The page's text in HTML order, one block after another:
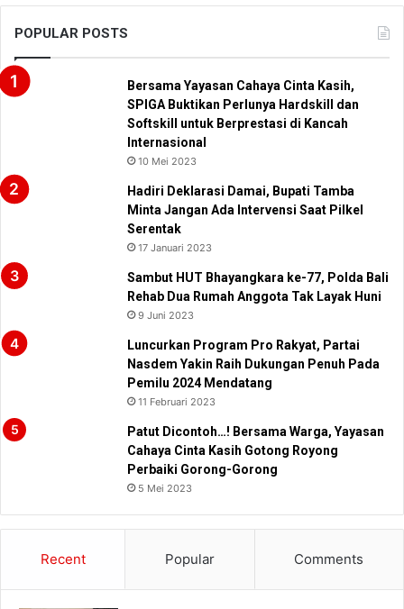
POPULAR POSTS
Bersama Yayasan Cahaya Cinta Kasih,
SPIGA Buktikan Perlunya Hardskill dan
Softskill untuk Berprestasi di Kancah
Internasional
10 Mei 2023
Hadiri Deklarasi Damai, Bupati Tamba
Minta Jangan Ada Intervensi Saat Pilkel
Serentak
17 Januari 2023
Sambut HUT Bhayangkara ke-77, Polda Bali
Rehab Dua Rumah Anggota Tak Layak Huni
9 Juni 2023
Luncurkan Program Pro Rakyat, Partai
Nasdem Yakin Raih Dukungan Penuh Pada
Pemilu 2024 Mendatang
11 Februari 2023
Patut Dicontoh…! Bersama Warga, Yayasan
Cahaya Cinta Kasih Gotong Royong
Perbaiki Gorong-Gorong
5 Mei 2023
Recent Popular Comments